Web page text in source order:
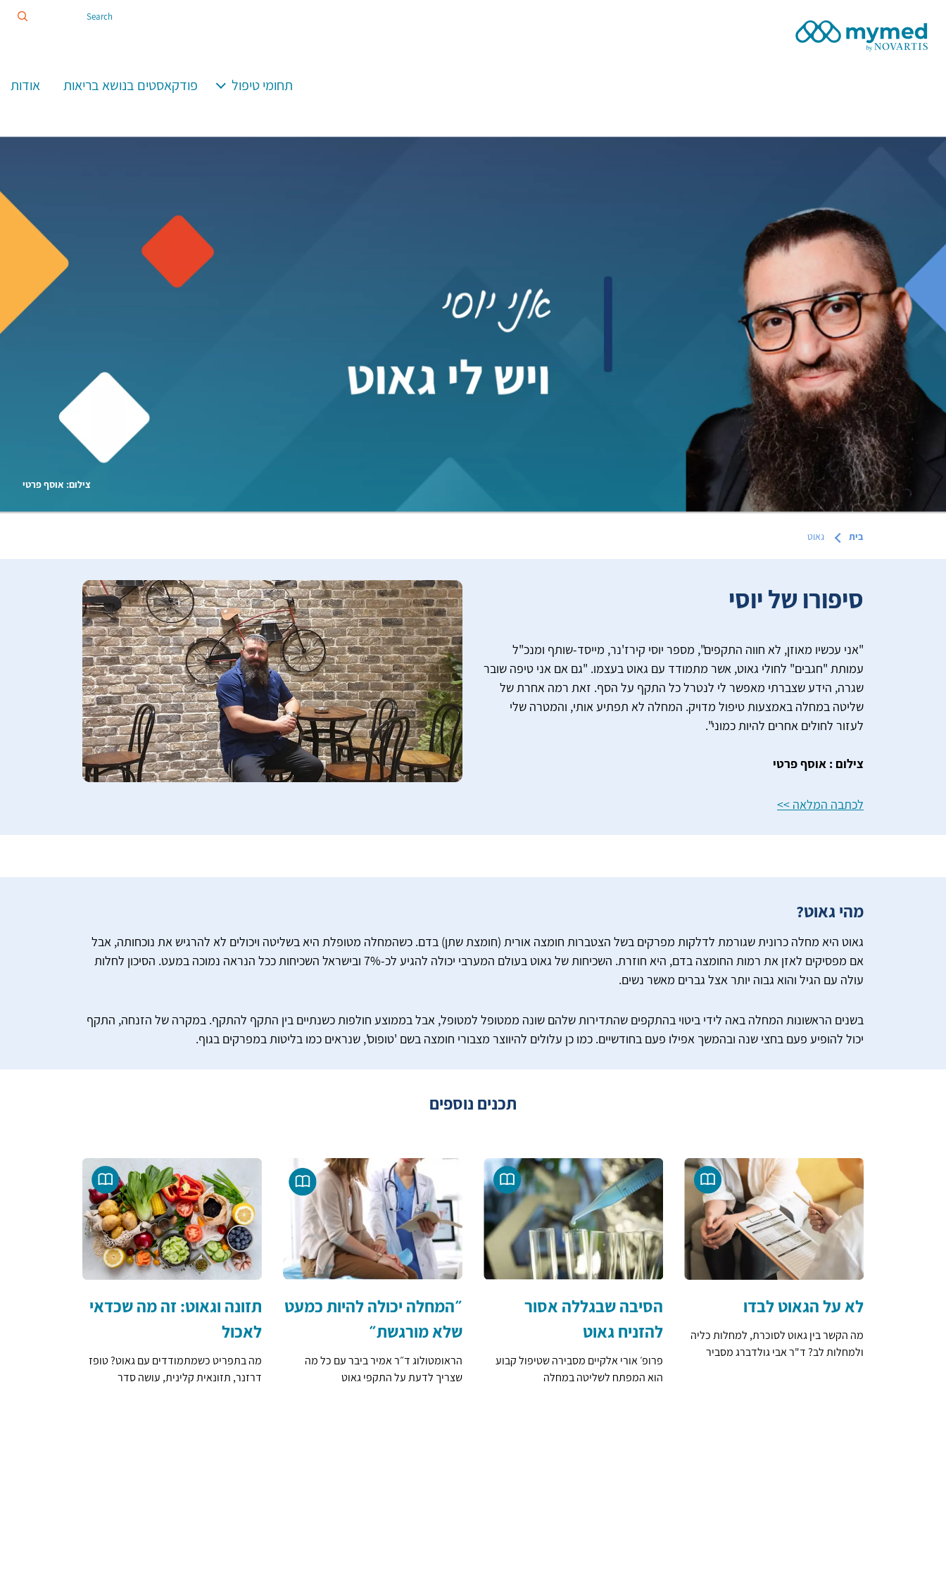
Site Logo
Search
תחומי טיפול פודקאסטים בנושא בריאות אודות
צילום: אוסף פרטי
בית גאוט
סיפורו של יוסי
"אני עכשיו מאוזן, לא חווה התקפים", מספר יוסי קירז'נר, מייסד-שותף ומנכ"ל
עמותת "חגבים" לחולי גאוט, אשר מתמודד עם גאוט בעצמו. "גם אם אני טיפה שובר
שגרה, הידע שצברתי מאפשר לי לנטרל כל התקף על הסף. זאת רמה אחרת של
שליטה במחלה באמצעות טיפול מדויק. המחלה לא תפתיע אותי, והמטרה שלי
לעזור לחולים אחרים להיות כמוני".
צילום : אוסף פרטי
לכתבה המלאה >>
מהי גאוט?
גאוט היא מחלה כרונית שגורמת לדלקות מפרקים בשל הצטברות חומצה אורית (חומצת שתן) בדם. כשהמחלה מטופלת היא בשליטה ויכולים לא להרגיש את נוכחותה, אבל
אם מפסיקים לאזן את רמות החומצה בדם, היא חוזרת. השכיחות של גאוט בעולם המערבי יכולה להגיע לכ-7% ובישראל השכיחות ככל הנראה נמוכה במעט. הסיכון לחלות
עולה עם הגיל והוא גבוה יותר אצל גברים מאשר נשים.
בשנים הראשונות המחלה באה לידי ביטוי בהתקפים שהתדירות שלהם שונה ממטופל למטופל, אבל בממוצע חולפות כשנתיים בין התקף להתקף. במקרה של הזנחה, התקף
יכול להופיע פעם בחצי שנה ובהמשך אפילו פעם בחודשיים. כמו כן עלולים להיווצר מצבורי חומצה בשם 'טופוס', שנראים כמו בליטות במפרקים בגוף.
תכנים נוספים
לא על הגאוט לבדו
מה הקשר בין גאוט לסוכרת, למחלות כליה
ולמחלות לב? ד"ר אבי גולדברג מסביר
הסיבה שבגללה אסור
להזניח גאוט
פרופ׳ אורי אלקיים מסבירה שטיפול קבוע
הוא המפתח לשליטה במחלה
״המחלה יכולה להיות כמעט
שלא מורגשת״
הראומטולוג ד״ר אמיר ביבר עם כל מה
שצריך לדעת על התקפי גאוט
תזונה וגאוט: זה מה שכדאי
לאכול
מה בתפריט כשמתמודדים עם גאוט? טופז
דרזנר, תזונאית קלינית, עושה סדר